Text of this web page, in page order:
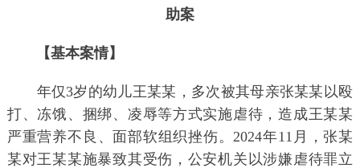
助案
【基本案情】
年仅3岁的幼儿王某某，多次被其母亲张某某以殴
打、冻饿、捆绑、凌辱等方式实施虐待，造成王某某
严重营养不良、面部软组织挫伤。2024年11月，张某
某对王某某施暴致其受伤，公安机关以涉嫌虐待罪立